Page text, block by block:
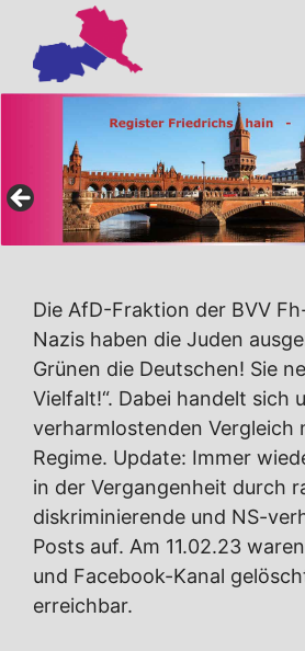
Inhalt
springen
Die AfD-Fraktion der BVV
Nazis haben die Juden
Grünen die Deutschen! Sie
Vielfalt!“. Dabei handelt sich
verharmlostenden Vergleich
Regime. Update: Immer
in der Vergangenheit durch
diskriminierende und NS-
Posts auf. Am 11.02.23
und Facebook-Kanal
erreichbar.